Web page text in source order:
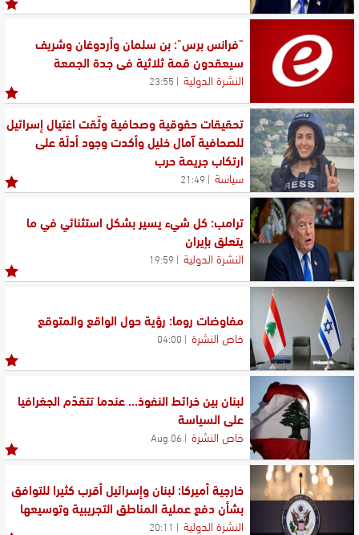
"فرانس برس": بن سلمان وأردوغان وشريف
سيعقدون قمة ثلاثية في جدة الجمعة
النشرة الدولية 23:55
تحقيقات حقوقية وصحافية وثّقت اغتيال إسرائيل
للصحافية آمال خليل وأكدت وجود أدلّة على
ارتكاب جريمة حرب
سياسة 21:49
ترامب: كل شيء يسير بشكل استثنائي في ما
يتعلق بإيران
النشرة الدولية 19:59
مفاوضات روما: رؤية حول الواقع والمتوقع
خاص النشرة 04:00
لبنان بين خرائط النفوذ... عندما تتقدّم الجغرافيا
على السياسة
خاص النشرة 06 Aug
خارجية أميركا: لبنان وإسرائيل أقرب كثيرا للتوافق
بشأن دفع عملية المناطق التجريبية وتوسيعها
النشرة الدولية 20:11